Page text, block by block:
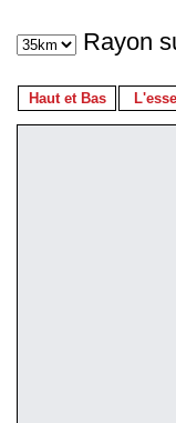
Rayon
Haut et Bas